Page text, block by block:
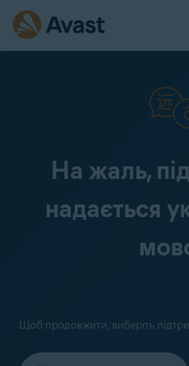
На жаль,
надається
Щоб продовжити, виберіть